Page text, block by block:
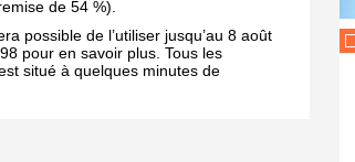
de 54 %).
possible de l’utiliser jusqu’au 8 août
pour en savoir plus. Tous les
situé à quelques minutes de